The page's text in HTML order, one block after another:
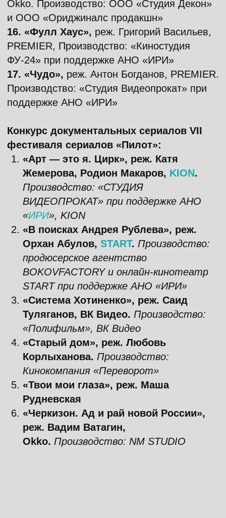
«Старый дом», реж. Любовь
Корлыханова. Производство:
Кинокомпания «Переворот»
«Твои мои глаза», реж. Маша
Рудневская
«Черкизон. Ад и рай новой России»,
реж. Вадим Ватагин,
Okko.Производство: NM STUDIO
Участники 2025
Открытие VII
фестиваля «Пилот»